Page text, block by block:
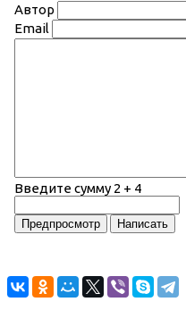
Автор
Email
Введите сумму 2 + 4